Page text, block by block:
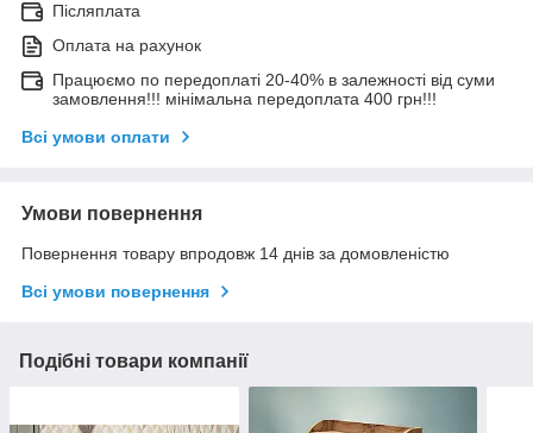
Післяплата
Оплата на рахунок
Працюємо по передоплаті 20-40% в залежності від суми
замовлення!!! мінімальна передоплата 400 грн!!!
Всі умови оплати
Умови повернення
Повернення товару впродовж 14 днів за домовленістю
Всі умови повернення
Подібні товари компанії